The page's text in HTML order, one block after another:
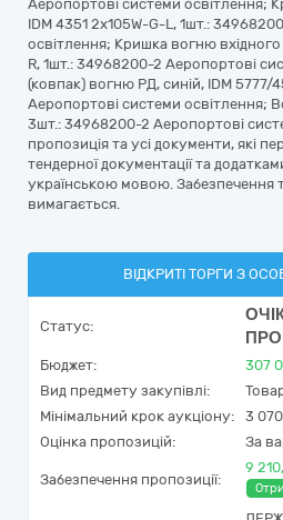
Аеропортові системи освітлення;
IDM 4351 2х105W-G-L, 1шт.:
освітлення; Кришка вогню
R, 1шт.: 34968200-2 Аеропортові
(ковпак) вогню РД, синій, IDM
Аеропортові системи освітлення;
3шт.: 34968200-2 Аеропортові
пропозиція та усі документи, які
тендерної документації та
українською мовою. Забезпечення
вимагається.
ВІДКРИТІ ТОРГИ З
Статус:
Бюджет: 307
Вид предмету закупівлі:
Мінімальний крок аукціону:
3
Оцінка пропозицій:
За
Забезпечення пропозиції:
9